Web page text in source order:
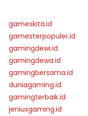
gameskita.id
gamesterpopuler.id
gamingdewi.id
gamingdewa.id
gamingbersama.id
duniagaming.id
gamingterbaik.id
jeniusgaming.id